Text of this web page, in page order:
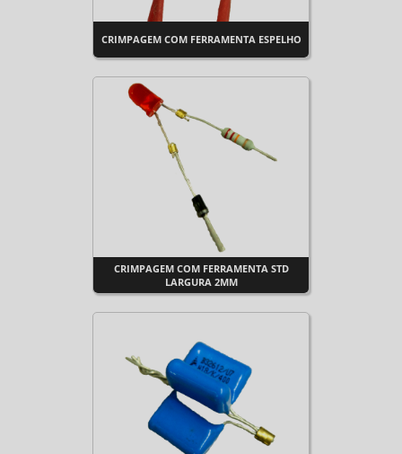
CRIMPAGEM COM FERRAMENTA ESPELHO
CRIMPAGEM COM FERRAMENTA STD
LARGURA 2MM